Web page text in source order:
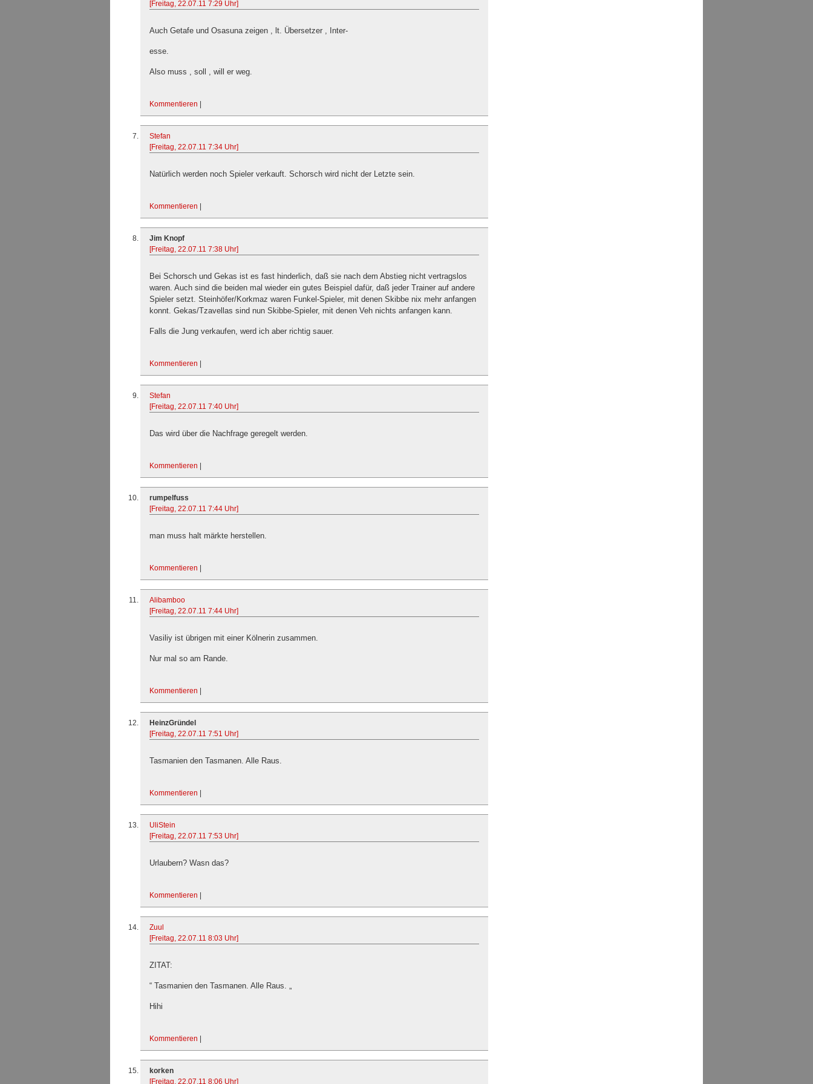
[Freitag, 22.07.11 7:29 Uhr]
Auch Getafe und Osasuna zeigen , lt. Übersetzer , Inter-
esse.
Also muss , soll , will er weg.
Kommentieren
Stefan
[Freitag, 22.07.11 7:34 Uhr]
Natürlich werden noch Spieler verkauft. Schorsch wird nicht der Letzte sein.
Kommentieren
Jim Knopf
[Freitag, 22.07.11 7:38 Uhr]
Bei Schorsch und Gekas ist es fast hinderlich, daß sie nach dem Abstieg nicht vertragslos
waren. Auch sind die beiden mal wieder ein gutes Beispiel dafür, daß jeder Trainer auf andere
Spieler setzt. Steinhöfer/Korkmaz waren Funkel-Spieler, mit denen Skibbe nix mehr anfangen
konnt. Gekas/Tzavellas sind nun Skibbe-Spieler, mit denen Veh nichts anfangen kann.
Falls die Jung verkaufen, werd ich aber richtig sauer.
Kommentieren
Stefan
[Freitag, 22.07.11 7:40 Uhr]
Das wird über die Nachfrage geregelt werden.
Kommentieren
rumpelfuss
[Freitag, 22.07.11 7:44 Uhr]
man muss halt märkte herstellen.
Kommentieren
Alibamboo
[Freitag, 22.07.11 7:44 Uhr]
Vasiliy ist übrigen mit einer Kölnerin zusammen.
Nur mal so am Rande.
Kommentieren
HeinzGründel
[Freitag, 22.07.11 7:51 Uhr]
Tasmanien den Tasmanen. Alle Raus.
Kommentieren
UliStein
[Freitag, 22.07.11 7:53 Uhr]
Urlaubern? Wasn das?
Kommentieren
Zuul
[Freitag, 22.07.11 8:03 Uhr]
ZITAT:
“ Tasmanien den Tasmanen. Alle Raus. „
Hihi
Kommentieren
korken
[Freitag, 22.07.11 8:06 Uhr]